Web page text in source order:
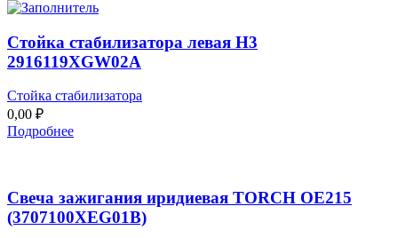
Стойка стабилизатора левая H3
2916119XGW02A
Стойка стабилизатора
0,00 ₽
Подробнее
Свеча зажигания иридиевая TORCH OE215
(3707100XEG01B)